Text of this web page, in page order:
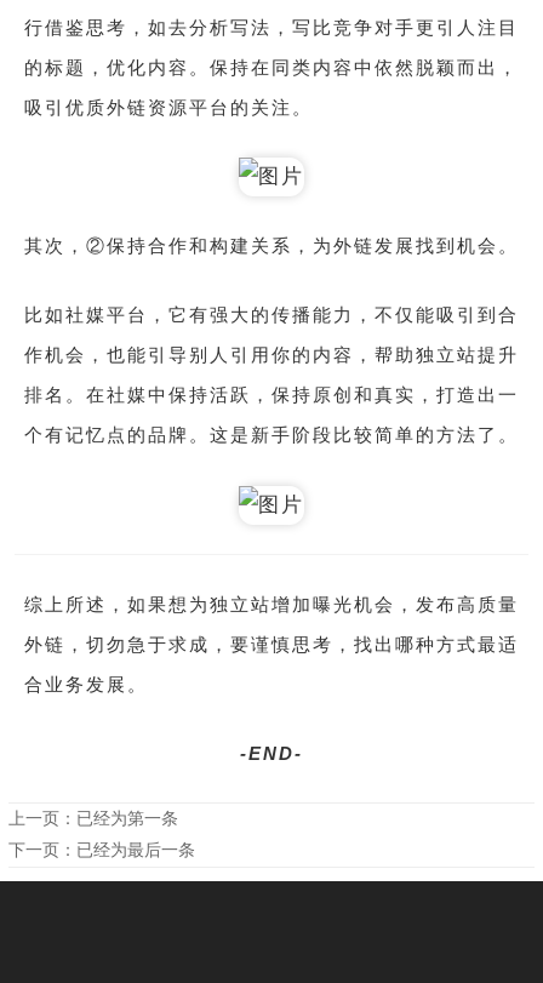
行借鉴思考，如去分析写法，写比竞争对手更引人注目
的标题，优化内容。保持在同类内容中依然脱颖而出，
吸引优质外链资源平台的关注。
其次，②保持合作和构建关系，为外链发展找到机会。
比如社媒平台，它有强大的传播能力，不仅能吸引到合
作机会，也能引导别人引用你的内容，帮助独立站提升
排名。在社媒中保持活跃，保持原创和真实，打造出一
个有记忆点的品牌。这是新手阶段比较简单的方法了。
综上所述，如果想为独立站增加曝光机会，发布高质量
外链，切勿急于求成，要谨慎思考，找出哪种方式最适
合业务发展。
-END-
上一页：已经为第一条
下一页：已经为最后一条